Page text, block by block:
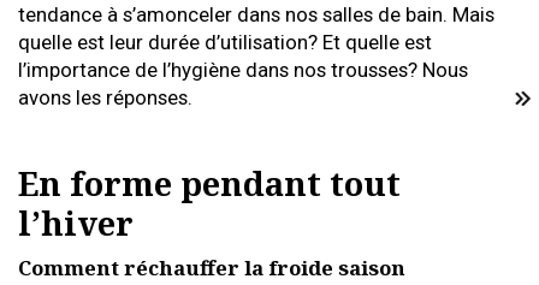
tendance à s’amonceler dans nos salles de bain. Mais
quelle est leur durée d’utilisation? Et quelle est
l’importance de l’hygiène dans nos trousses? Nous
avons les réponses.
En forme pendant tout
l’hiver
Comment réchauffer la froide saison